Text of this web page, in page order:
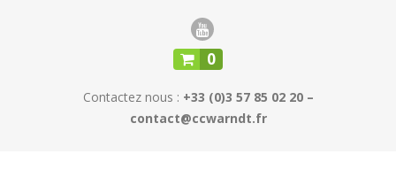
0
Contactez nous : +33 (0)3 57 85 02 20 –
contact@ccwarndt.fr